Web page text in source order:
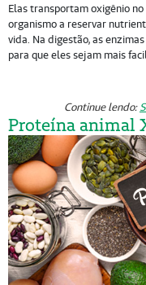
Elas transportam oxigênio
organismo a reservar
vida. Na digestão, as
para que eles sejam mais
Continue lendo:
Proteína animal